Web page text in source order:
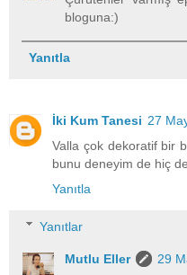
bloguna:)
Yanıtla
İki Kum Tanesi 27
Valla çok dekoratif bir
bunu deneyim de hiç
Yanıtla
Yanıtlar
Mutlu Eller
29